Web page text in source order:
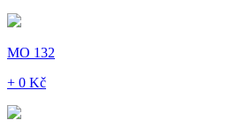
MO 132
+ 0 Kč